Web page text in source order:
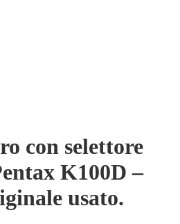
con selettore
K100D –
usato.